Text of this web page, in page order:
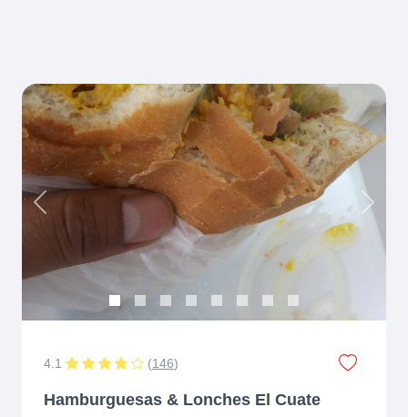
Previous Next
4.1 (146)
Hamburguesas & Lonches El Cuate